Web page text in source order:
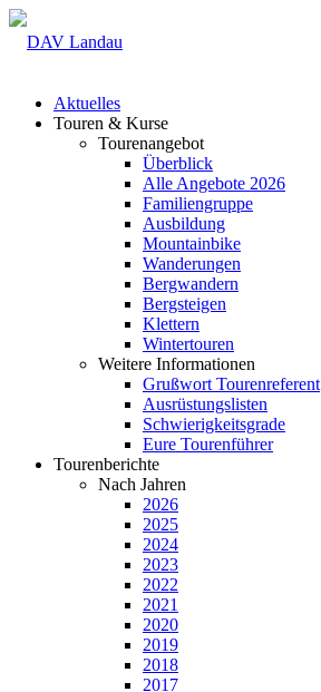
Aktuelles
Touren & Kurse
Tourenangebot
Überblick
Alle Angebote 2026
Familiengruppe
Ausbildung
Mountainbike
Wanderungen
Bergwandern
Bergsteigen
Klettern
Wintertouren
Weitere Informationen
Grußwort Tourenreferent
Ausrüstungslisten
Schwierigkeitsgrade
Eure Tourenführer
Tourenberichte
Nach Jahren
2026
2025
2024
2023
2022
2021
2020
2019
2018
2017